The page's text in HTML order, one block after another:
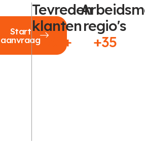
Start
aanvraag
Tevreden
klanten
250+
regio's
+35